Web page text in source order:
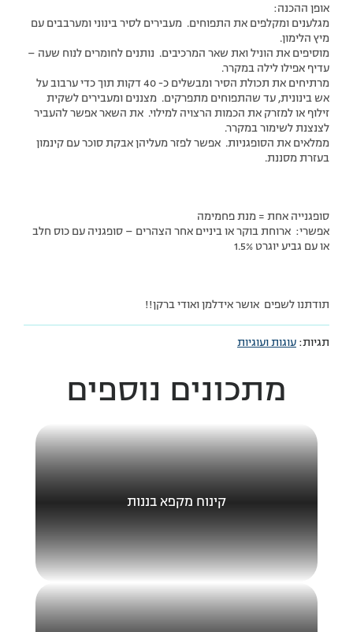
אופן ההכנה:
מגלענים ומקלפים את התפוחים. מעבירים לסיר בינוני ומערבבים עם
מיץ הלימון.
מוסיפים את הוניל ואת שאר המרכיבים. נותנים לחומרים לנוח שעה –
עדיף אפילו לילה במקרר.
מרתיחים את תכולת הסיר ומבשלים כ- 40 דקות תוך כדי ערבוב על
אש בינונית, עד שהתפוחים מתפרקים. מצננים ומעבירים לשקית
זילוף או למזרק את הכמות הרצויה למילוי. את השאר אפשר להעביר
לצנצנת לשימור במקרר.
ממלאים את הסופגניות. אפשר לפזר מעליהן אבקת סוכר עם קינמון
בעזרת מסננת.
סופגנייה אחת = מנת פחמימה
אפשרי: ארוחת בוקר או ביניים אחר הצהרים – סופגניה עם כוס חלב
או עם גביע יוגרט 1.5%
תודתנו לשפים אושר אידלמן ואודי ברקן!!
תגיות: עוגות ועוגיות
מתכונים נוספים
קינוח מקפא בננות